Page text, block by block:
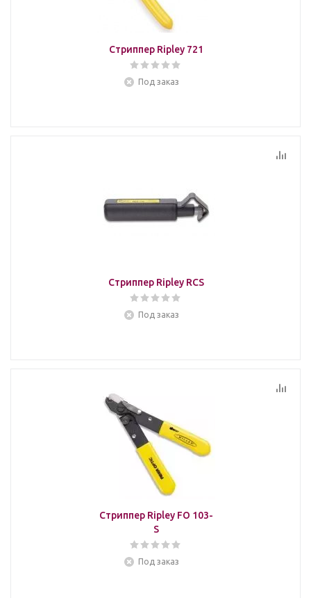
Стриппер Ripley 721
Под заказ
Стриппер Ripley RCS
Под заказ
Стриппер Ripley FO 103-
S
Под заказ